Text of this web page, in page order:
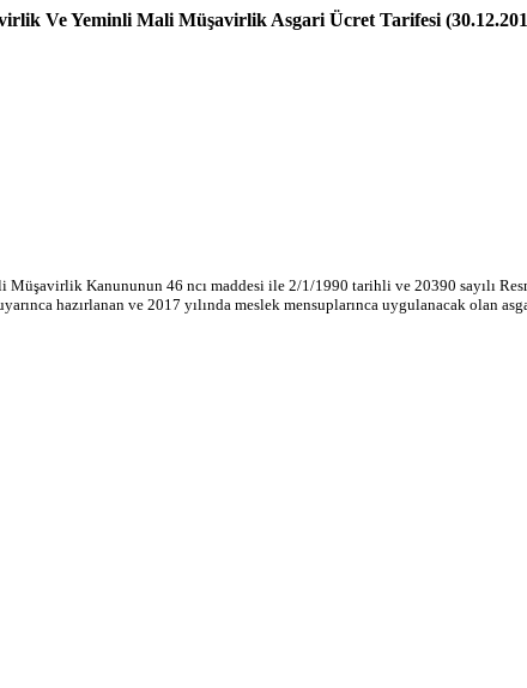
Ve Yeminli Mali Müşavirlik Asgari Ücret Tarifesi
Kanununun 46 ncı maddesi ile 2/1/1990 tarihli ve 20390 sayılı
hazırlanan ve 2017 yılında meslek mensuplarınca uygulanacak olan